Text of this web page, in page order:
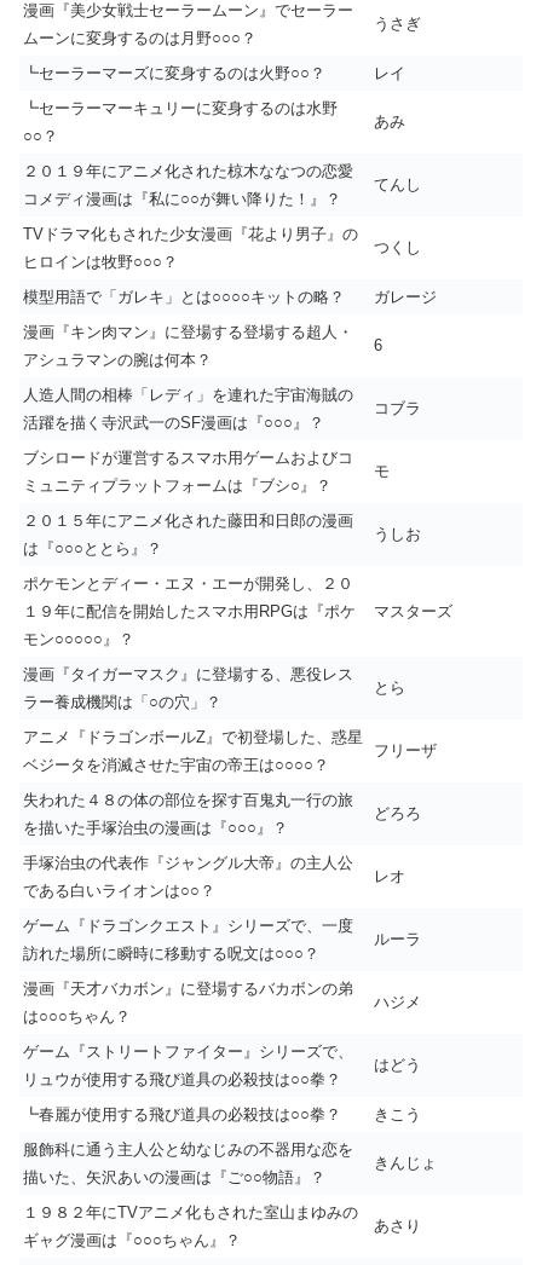
漫画『美少女戦士セーラームーン』でセーラー
ムーンに変身するのは月野○○○？
うさぎ
┗セーラーマーズに変身するのは火野○○？
レイ
┗セーラーマーキュリーに変身するのは水野
○○？
あみ
２０１９年にアニメ化された椋木ななつの恋愛
コメディ漫画は『私に○○が舞い降りた！』？
てんし
TVドラマ化もされた少女漫画『花より男子』の
ヒロインは牧野○○○？
つくし
模型用語で「ガレキ」とは○○○○キットの略？
ガレージ
漫画『キン肉マン』に登場する登場する超人・
アシュラマンの腕は何本？
6
人造人間の相棒「レディ」を連れた宇宙海賊の
活躍を描く寺沢武一のSF漫画は『○○○』？
コブラ
ブシロードが運営するスマホ用ゲームおよびコ
ミュニティプラットフォームは『ブシ○』？
モ
２０１５年にアニメ化された藤田和日郎の漫画
は『○○○ととら』？
うしお
ポケモンとディー・エヌ・エーが開発し、２０
１９年に配信を開始したスマホ用RPGは『ポケ
モン○○○○○』？
マスターズ
漫画『タイガーマスク』に登場する、悪役レス
ラー養成機関は「○の穴」？
とら
アニメ『ドラゴンボールZ』で初登場した、惑星
ベジータを消滅させた宇宙の帝王は○○○○？
フリーザ
失われた４８の体の部位を探す百鬼丸一行の旅
を描いた手塚治虫の漫画は『○○○』？
どろろ
手塚治虫の代表作『ジャングル大帝』の主人公
である白いライオンは○○？
レオ
ゲーム『ドラゴンクエスト』シリーズで、一度
訪れた場所に瞬時に移動する呪文は○○○？
ルーラ
漫画『天才バカボン』に登場するバカボンの弟
は○○○ちゃん？
ハジメ
ゲーム『ストリートファイター』シリーズで、
リュウが使用する飛び道具の必殺技は○○拳？
はどう
┗春麗が使用する飛び道具の必殺技は○○拳？
きこう
服飾科に通う主人公と幼なじみの不器用な恋を
描いた、矢沢あいの漫画は『ご○○物語』？
きんじょ
１９８２年にTVアニメ化もされた室山まゆみの
ギャグ漫画は『○○○ちゃん』？
あさり